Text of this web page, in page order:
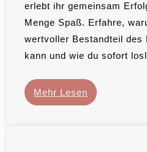
erlebt ihr gemeinsam
Menge Spaß. Erfahre,
wertvoller Bestandteil des
kann und wie du sofort
Mehr Lesen